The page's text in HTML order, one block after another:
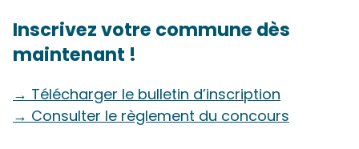
Inscrivez votre commune dès
maintenant !
→ Télécharger le bulletin d’inscription
→ Consulter le règlement du concours